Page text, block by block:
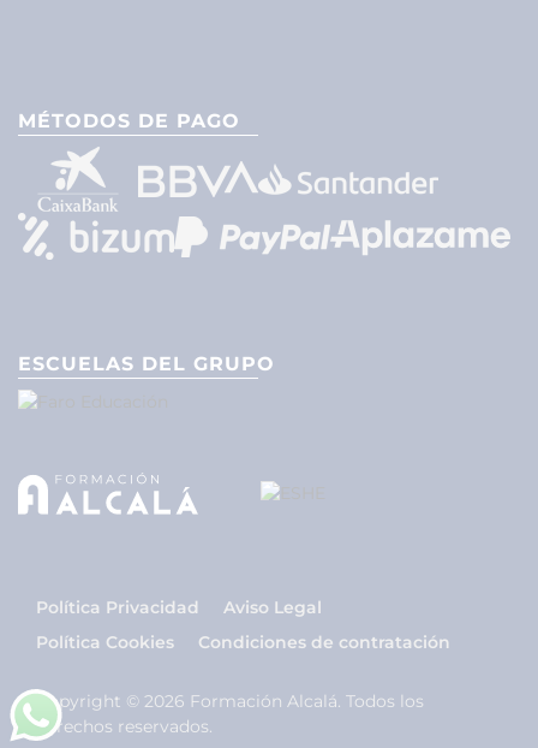
MÉTODOS DE PAGO
ESCUELAS DEL GRUPO
Política Privacidad
Aviso Legal
Política Cookies
Condiciones de contratación
Copyright © 2026 Formación Alcalá. Todos los
derechos reservados.